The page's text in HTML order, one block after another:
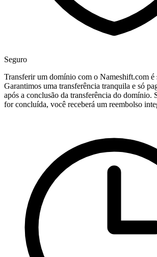
Seguro
Transferir um domínio com o Nameshift.com é
Garantimos uma transferência tranquila e só
após a conclusão da transferência do domínio.
for concluída, você receberá um reembolso